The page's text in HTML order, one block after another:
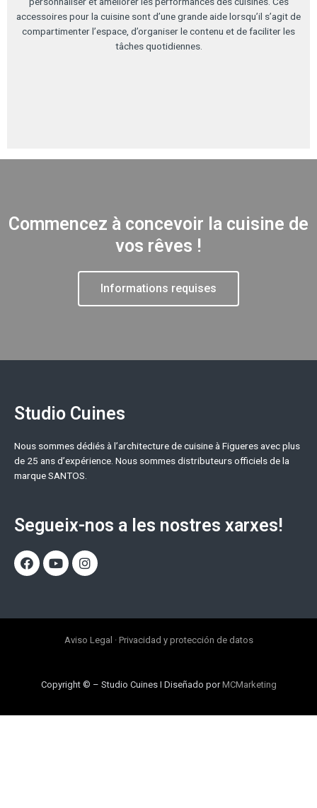
accessoires pour la cuisine sont d’une grande aide lorsqu’il s’agit de
compartimenter l’espace, d’organiser le contenu et de faciliter les
tâches quotidiennes.
Commencez à concevoir la cuisine de
vos rêves !
Informations requises
Studio Cuines
Nous sommes dédiés à l’architecture de cuisine à Figueres avec plus
de 25 ans d’expérience. Nous sommes distributeurs officiels de la
marque SANTOS.
Segueix-nos a les nostres xarxes!
Aviso Legal · Privacidad y protección de datos
Copyright © – Studio Cuines I Diseñado porMCMarketing